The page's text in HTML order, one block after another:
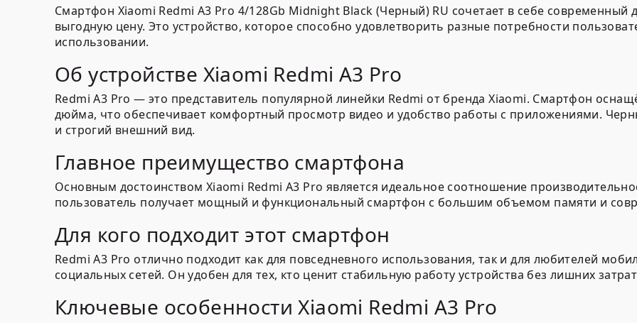
Смартфон Xiaomi Redmi A3 Pro 4/128Gb Midnight Black (Черный) RU сочетает в себе современный
выгодную цену. Это устройство, которое способно удовлетворить разные потребности
использовании.
Об устройстве Xiaomi Redmi A3 Pro
Redmi A3 Pro — это представитель популярной линейки Redmi от бренда Xiaomi. Смартфон
дюйма, что обеспечивает комфортный просмотр видео и удобство работы с приложениями.
и строгий внешний вид.
Главное преимущество смартфона
Основным достоинством Xiaomi Redmi A3 Pro является идеальное соотношение
пользователь получает мощный и функциональный смартфон с большим объемом памяти и
Для кого подходит этот смартфон
Redmi A3 Pro отлично подходит как для повседневного использования, так и для любителей
социальных сетей. Он удобен для тех, кто ценит стабильную работу устройства без лишних
Ключевые особенности Xiaomi Redmi A3 Pro